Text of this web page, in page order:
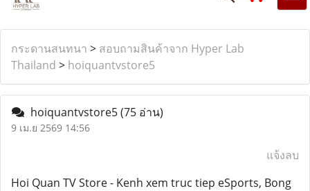
กระดานสนทนา > สอบถามสินค้าจาก Hyper Lab
Thailand > hoiquantvstore5
hoiquantvstore5(75 อ่าน)
9 เม.ย 2569 14:56
แจ้งลบ
Hoi Quan TV Store - Kenh xem truc tiep eSports, Bong